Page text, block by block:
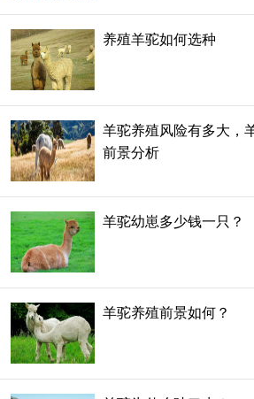
养殖羊驼如何选种
羊驼养殖风险有多大，
前景分析
羊驼幼崽多少钱一只？
羊驼养殖前景如何？